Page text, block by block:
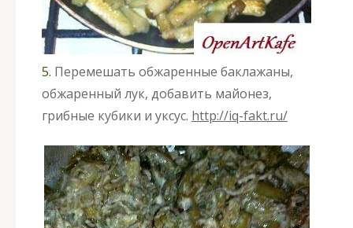
5. Перемешать обжаренные баклажаны,
обжаренный лук, добавить майонез,
грибные кубики и уксус. http://iq-fakt.ru/